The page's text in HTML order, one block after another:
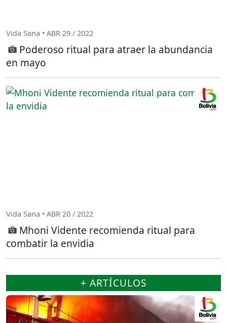
Vida Sana • ABR 29 / 2022
Poderoso ritual para atraer la abundancia
en mayo
Vida Sana • ABR 20 / 2022
Mhoni Vidente recomienda ritual para
combatir la envidia
+ ARTÍCULOS